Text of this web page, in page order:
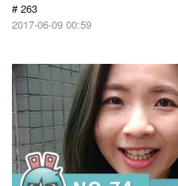
# 263
2017-06-09 00:59